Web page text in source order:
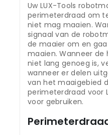
Uw LUX-Tools
perimeterdraad om
niet mag maaien.
signaal van de
de maaier om en
maaien. Wanneer
niet lang genoeg is,
wanneer er delen
van het maaigebied
perimeterdraad voor
voor gebruiken.